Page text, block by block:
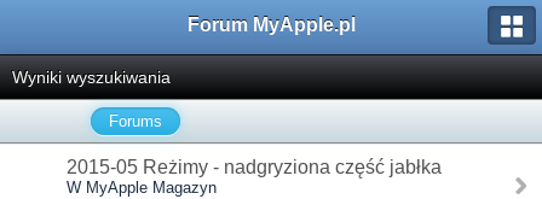
Forum MyApple.pl
Wyniki wyszukiwania
Forums
2015-05 Reżimy - nadgryziona część jabłka
W MyApple Magazyn